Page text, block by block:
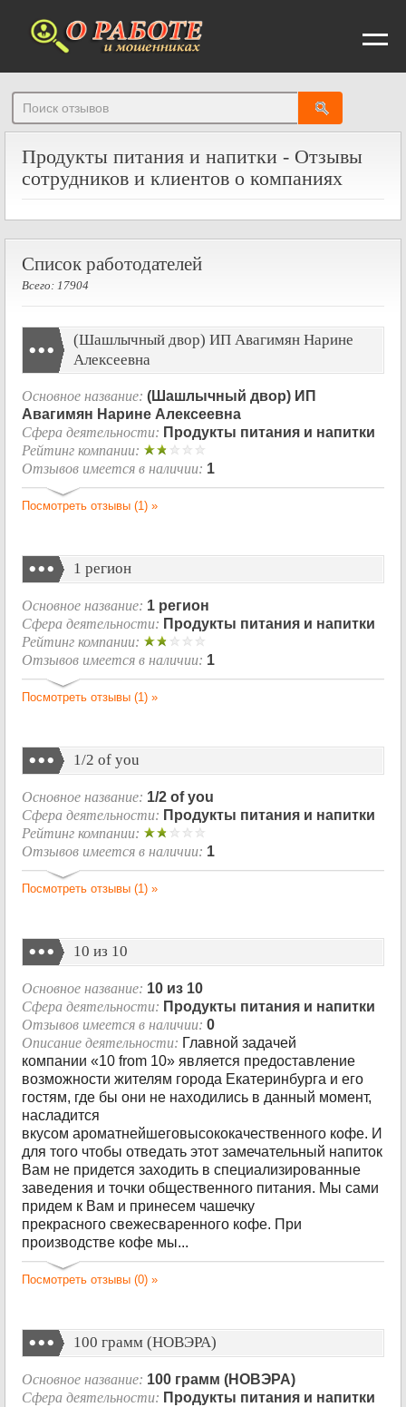
Продукты питания и напитки - Отзывы
сотрудников и клиентов о компаниях
Список работодателей
Всего: 17904
(Шашлычный двор) ИП Авагимян Нарине
Алексеевна
Основное название: (Шашлычный двор) ИП
Авагимян Нарине Алексеевна
Сфера деятельности: Продукты питания и напитки
Рейтинг компании:
Отзывов имеется в наличии: 1
Посмотреть отзывы (1) »
1 регион
Основное название: 1 регион
Сфера деятельности: Продукты питания и напитки
Рейтинг компании:
Отзывов имеется в наличии: 1
Посмотреть отзывы (1) »
1/2 of you
Основное название: 1/2 of you
Сфера деятельности: Продукты питания и напитки
Рейтинг компании:
Отзывов имеется в наличии: 1
Посмотреть отзывы (1) »
10 из 10
Основное название: 10 из 10
Сфера деятельности: Продукты питания и напитки
Отзывов имеется в наличии: 0
Описание деятельности: Главной задачей
компании «10 from 10» является предоставление
возможности жителям города Екатеринбурга и его
гостям, где бы они не находились в данный момент,
насладится
вкусом ароматнейшеговысококачественного кофе. И
для того чтобы отведать этот замечательный напиток
Вам не придется заходить в специализированные
заведения и точки общественного питания. Мы сами
придем к Вам и принесем чашечку
прекрасного свежесваренного кофе. При
производстве кофе мы...
Посмотреть отзывы (0) »
100 грамм (НОВЭРА)
Основное название: 100 грамм (НОВЭРА)
Сфера деятельности: Продукты питания и напитки